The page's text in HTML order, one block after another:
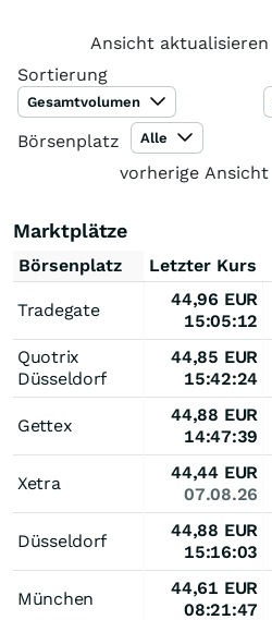
Ansicht aktualisieren
Sortierung
Gesamtvolumen
Börsenplatz Alle
vorherige Ansicht
Marktplätze
Börsenplatz Letzter Kurs
Tradegate
44,96 EUR
15:05:12
Quotrix
Düsseldorf
44,85 EUR
15:42:24
Gettex
44,88 EUR
14:47:39
Xetra
44,44 EUR
07.08.26
Düsseldorf
44,88 EUR
15:16:03
München
44,61 EUR
08:21:47